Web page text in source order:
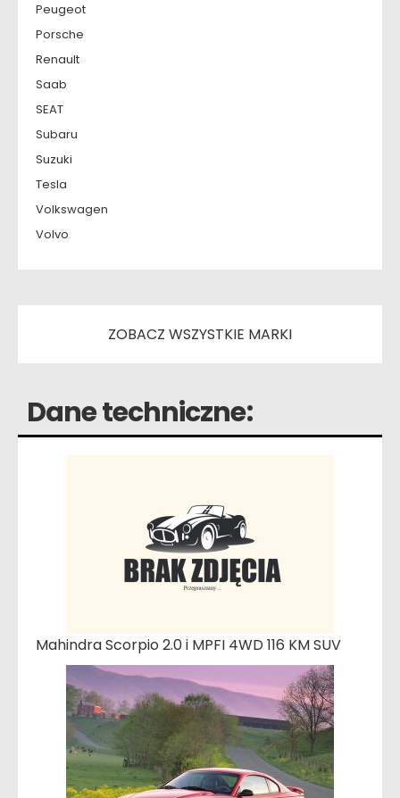
Peugeot
Porsche
Renault
Saab
SEAT
Subaru
Suzuki
Tesla
Volkswagen
Volvo
ZOBACZ WSZYSTKIE MARKI
Dane techniczne:
Mahindra Scorpio 2.0 i MPFI 4WD 116 KM SUV